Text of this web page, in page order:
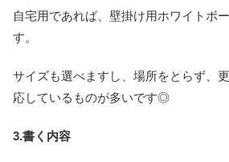
自宅用であれば、壁掛け用ホワイトボ
す。
サイズも選べますし、場所をとらず、
応しているものが多いです◎
3.書く内容